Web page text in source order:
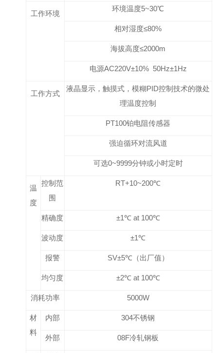
工作环境
环境温度5~30℃
相对湿度≤80%
海拔高度≤2000m
电源AC220V±10% 50Hz±1Hz
工作方式
液晶显示，触摸式，模糊PID控制技术的微处
理温度控制
PT100铂电阻传感器
强迫循环对流风道
可选0~9999分钟或小时定时
温
度
控制范
围
RT+10~200℃
精确度 ±1℃ at 100℃
波动度 ±1℃
报警 SV±5℃（出厂值）
均匀度 ±2℃ at 100℃
消耗功率 5000W
材
料
内部 304不锈钢
外部 08F冷轧钢板